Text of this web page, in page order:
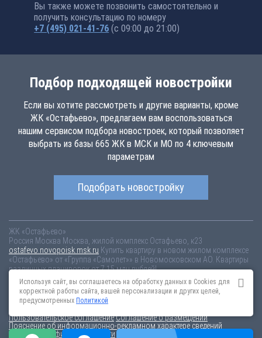
Вы также можете позвонить самостоятельно и
получить консультацию по номеру
+7 (495) 021-41-76 (с 09:00 до 21:00)
Подбор подходящей новостройки
Если вы хотите рассмотреть и другие варианты, кроме
ЖК «Остафьево», предлагаем вам воспользоваться
нашим сервисом подбора новостроек, который позволяет
выбрать из базы 665 ЖК в МСК и МО по 4 ключевым
параметрам
Подобрать новостройку
ЖК «Остафьево»
Россия Москва Москва, жилой комплекс Остафьево, к23
ostafevo.novopoisk.msk.ru Купить квартиру в новом жилом комплексе
«Остафьево» от «Группа «Самолет»» в Новомосковском АО. Квартиры
различных планировок от 7.15 млн рублей!
Новостройки Санкт-ПетербургаНовостройки Москвы
Информация на сайте взята из открытых источников, не является
Пользовательское соглашениеСоглашение о размещении
Пояснение об информационно-рекламном характере сведений
Политика конфиденциальности
Используя сайт, вы соглашаетесь на обработку данных в Cookies для
корректной работы сайта, вашей персонализации и других целей,
предусмотренных Политикой